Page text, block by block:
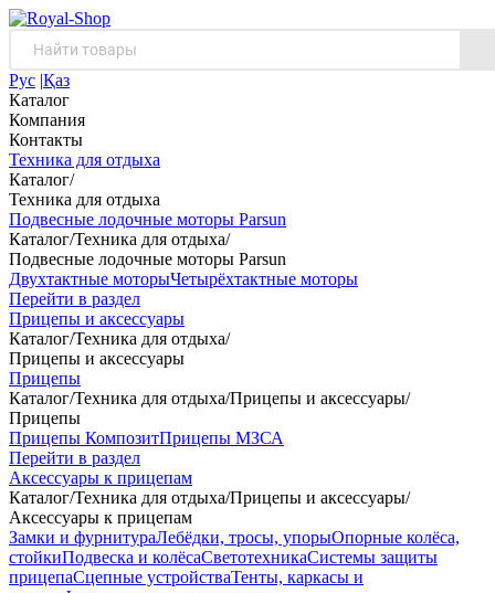
Рус |Қаз
Каталог
Компания
Контакты
Техника для отдыха
Каталог/
Техника для отдыха
Подвесные лодочные моторы Parsun
Каталог/Техника для отдыха/
Подвесные лодочные моторы Parsun
Двухтактные моторыЧетырёхтактные моторы
Перейти в раздел
Прицепы и аксессуары
Каталог/Техника для отдыха/
Прицепы и аксессуары
Прицепы
Каталог/Техника для отдыха/Прицепы и аксессуары/
Прицепы
Прицепы КомпозитПрицепы МЗСА
Перейти в раздел
Аксессуары к прицепам
Каталог/Техника для отдыха/Прицепы и аксессуары/
Аксессуары к прицепам
Замки и фурнитураЛебёдки, тросы, упорыОпорные колёса,
стойкиПодвеска и колёсаСветотехникаСистемы защиты
прицепаСцепные устройстваТенты, каркасы и